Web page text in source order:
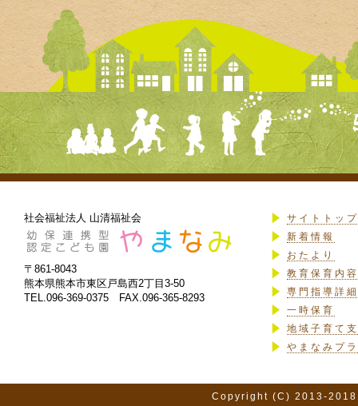
社会福祉法人 山清福祉会
〒861-8043
熊本県熊本市東区戸島西2丁目3-50
TEL.096-369-0375 FAX.096-365-8293
サイトトップ
新着情報
おたより
教育保育内
専門指導詳細
一時保育
地域子育て
やまなみプ
Copyright (C) 2013-